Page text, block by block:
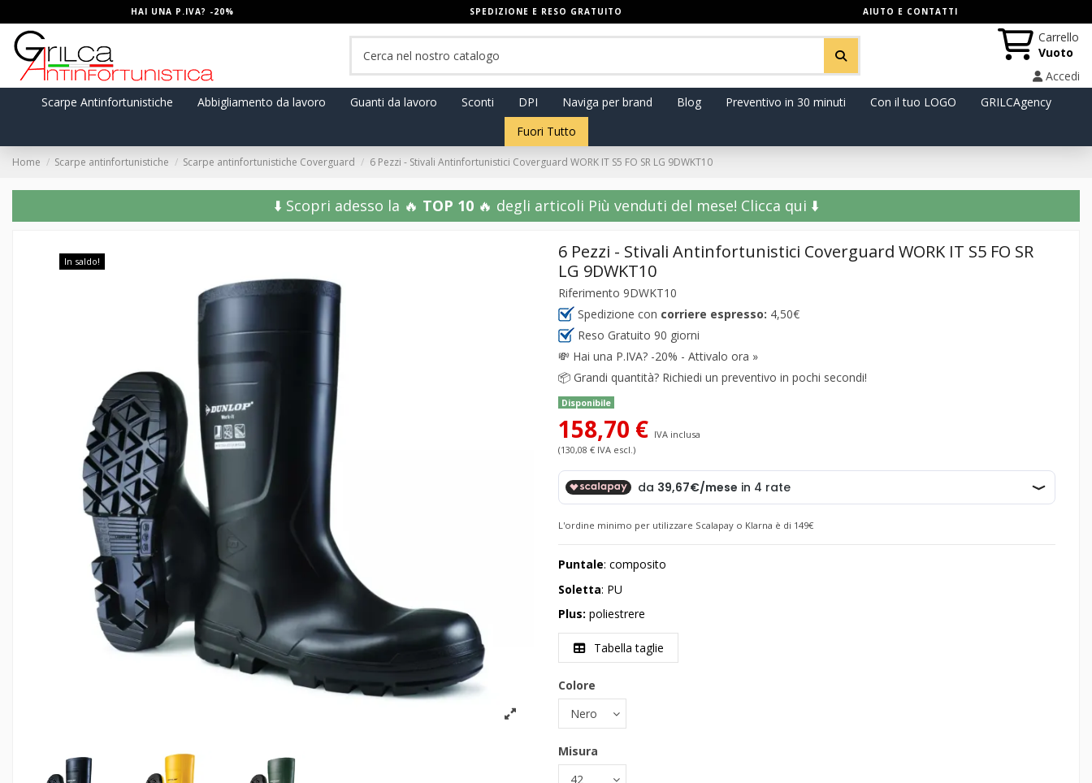
HAI UNA P.IVA? -20% SPEDIZIONE E RESO GRATUITO AIUTO E CONTATTI
Carrello
Vuoto
Accedi
Scarpe Antinfortunistiche
Abbigliamento da lavoro Guanti da lavoro Sconti DPI Naviga per brand Blog Preventivo in 30 minuti Con il tuo LOGO
GRILCAgency
Fuori Tutto
Home Scarpe antinfortunistiche Scarpe antinfortunistiche Coverguard 6 Pezzi - Stivali Antinfortunistici Coverguard WORK IT S5 FO SR LG 9DWKT10
⬇️ Scopri adesso la 🔥 TOP 10🔥 degli articoli Più venduti del mese!️ Clicca qui ⬇️
In saldo!
6 Pezzi - Stivali Antinfortunistici Coverguard WORK IT S5 FO SR
LG 9DWKT10
Riferimento 9DWKT10
Spedizione con corriere espresso: 4,50€
Reso Gratuito 90 giorni
💸 Hai una P.IVA? -20% - Attivalo ora »
📦 Grandi quantità? Richiedi un preventivo in pochi secondi!
Disponibile
158,70 € IVA inclusa
(130,08 € IVA escl.)
L'ordine minimo per utilizzare Scalapay o Klarna è di 149€
Puntale: composito
Soletta: PU
Plus: poliestrere
Tabella taglie
Colore
Misura